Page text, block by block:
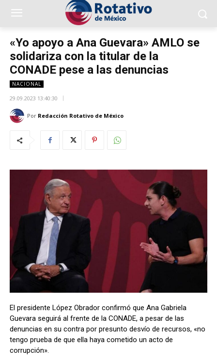
«Yo apoyo a Ana Guevara» AMLO se
solidariza con la titular de la
CONADE pese a las denuncias
NACIONAL
29.09.2023 13:40:30
Por Redacción Rotativo de México
El presidente López Obrador confirmó que Ana Gabriela
Guevara seguirá al frente de la CONADE, a pesar de las
denuncias en su contra por presunto desvío de recursos, «no
tengo prueba de que ella haya cometido un acto de
corrupción».